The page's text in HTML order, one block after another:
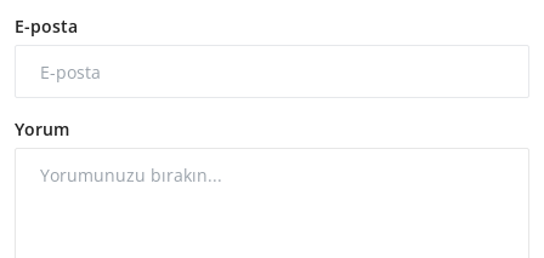
E-posta
Yorum